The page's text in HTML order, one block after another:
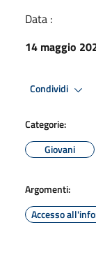
Data :
14 maggio
Condividi
Categorie:
Giovani
Argomenti:
Accesso